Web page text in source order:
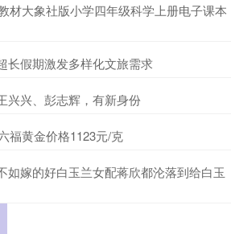
材大象社版小学四年级科学上册电子课本
长假期激发多样化文旅需求
兴兴、彭志辉，有新身份
福黄金价格1123元/克
如嫁的好白玉兰女配蒋欣都沦落到给白玉